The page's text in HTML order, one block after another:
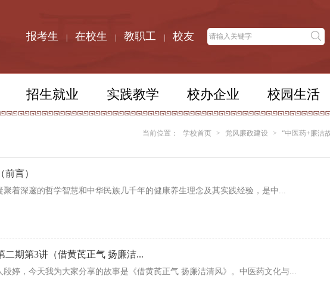
报考生 在校生 教职工 校友
招生就业 实践教学 校办企业 校园生活
当前位置： 学校首页 > 党风廉政建设 > “中医药+廉洁
言）
着深邃的哲学智慧和中华民族几千年的健康养生理念及其实践经验，是中...
二期第3讲（借黄芪正气 扬廉洁...
婷，今天我为大家分享的故事是《借黄芪正气 扬廉洁清风》。中医药文化与...